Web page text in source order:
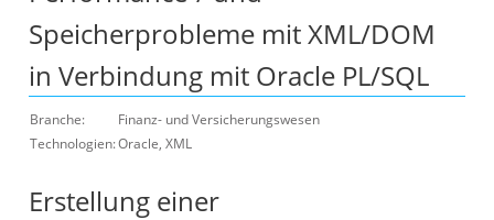
Speicherprobleme mit XML/DOM
in Verbindung mit Oracle PL/SQL
Branche:
Finanz- und Versicherungswesen
Technologien:Oracle, XML
Erstellung einer